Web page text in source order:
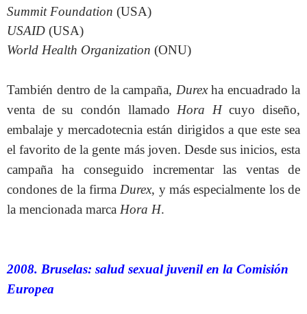
SummitFoundation (USA)
USAID (USA)
World Health Organization (ONU)
También dentro de la campaña, Durexha encuadrado la
venta de su condón llamado Hora Hcuyo diseño,
embalaje y mercadotecnia están dirigidos a que este sea
el favorito de la gente más joven. Desde sus inicios, esta
campaña ha conseguido incrementar las ventas de
condones de la firma Durex, y más especialmente los de
la mencionada marca Hora H.
2008. Bruselas: salud sexual juvenil en la Comisión
Europea